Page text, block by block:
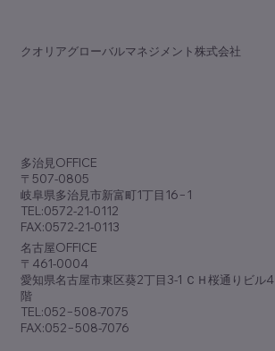
載されました
​クオリアグローバルマネジメント株式会社
​多治見OFFICE
〒507-0805
岐阜県多治見市新富町1丁目16−1
TEL:0572-21-0112
FAX:0572-21-0113
​名古屋OFFICE
〒461-0004
愛知県名古屋市東区葵2丁目3-1 ＣＨ桜通りビル4
階
TEL:052−508-7075
FAX:052−508-7076